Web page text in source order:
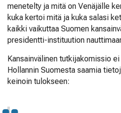
menetelty ja mitä on Venäjälle
kuka kertoi mitä ja kuka salasi
kaikki vaikuttaa Suomen
presidentti-instituution
Kansainvälinen tutkijakomissio
Hollannin Suomesta saamia
keinoin tulokseen: